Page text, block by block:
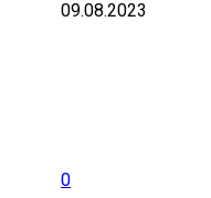
09.08.2023
0